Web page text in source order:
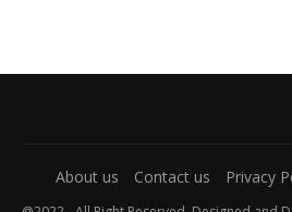
About us Contact us Privacy